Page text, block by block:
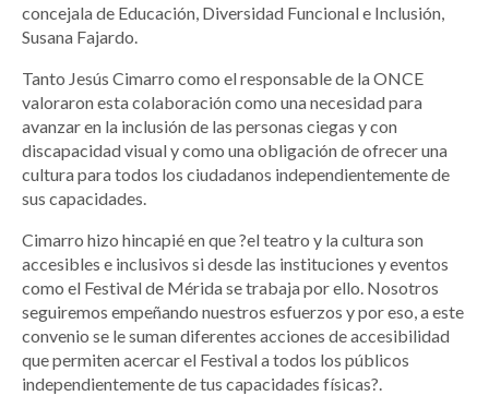
concejala de Educación, Diversidad Funcional e Inclusión,
Susana Fajardo.
Tanto Jesús Cimarro como el responsable de la ONCE
valoraron esta colaboración como una necesidad para
avanzar en la inclusión de las personas ciegas y con
discapacidad visual y como una obligación de ofrecer una
cultura para todos los ciudadanos independientemente de
sus capacidades.
Cimarro hizo hincapié en que ?el teatro y la cultura son
accesibles e inclusivos si desde las instituciones y eventos
como el Festival de Mérida se trabaja por ello. Nosotros
seguiremos empeñando nuestros esfuerzos y por eso, a este
convenio se le suman diferentes acciones de accesibilidad
que permiten acercar el Festival a todos los públicos
independientemente de tus capacidades físicas?.